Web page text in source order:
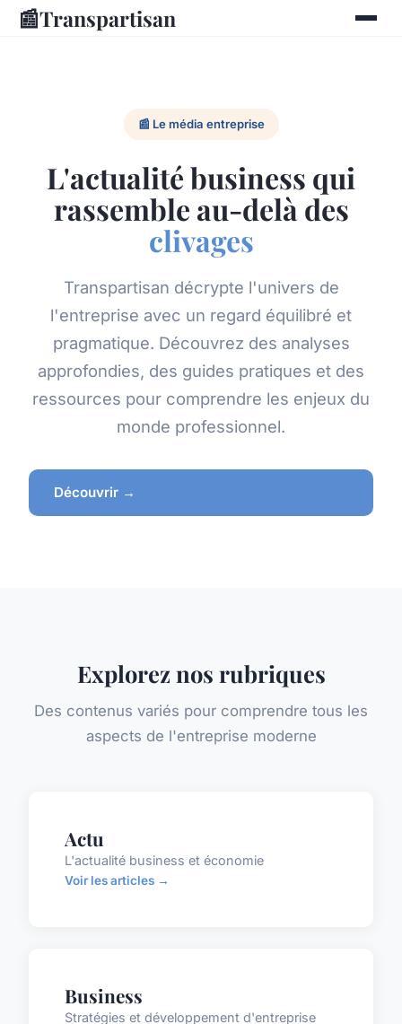
📰Transpartisan
📰 Le média entreprise
L'actualité business qui
rassemble au-delà des
clivages
Transpartisan décrypte l'univers de
l'entreprise avec un regard équilibré et
pragmatique. Découvrez des analyses
approfondies, des guides pratiques et des
ressources pour comprendre les enjeux du
monde professionnel.
Découvrir →
Explorez nos rubriques
Des contenus variés pour comprendre tous les
aspects de l'entreprise moderne
Actu
L'actualité business et économie
Voir les articles →
Business
Stratégies et développement d'entreprise